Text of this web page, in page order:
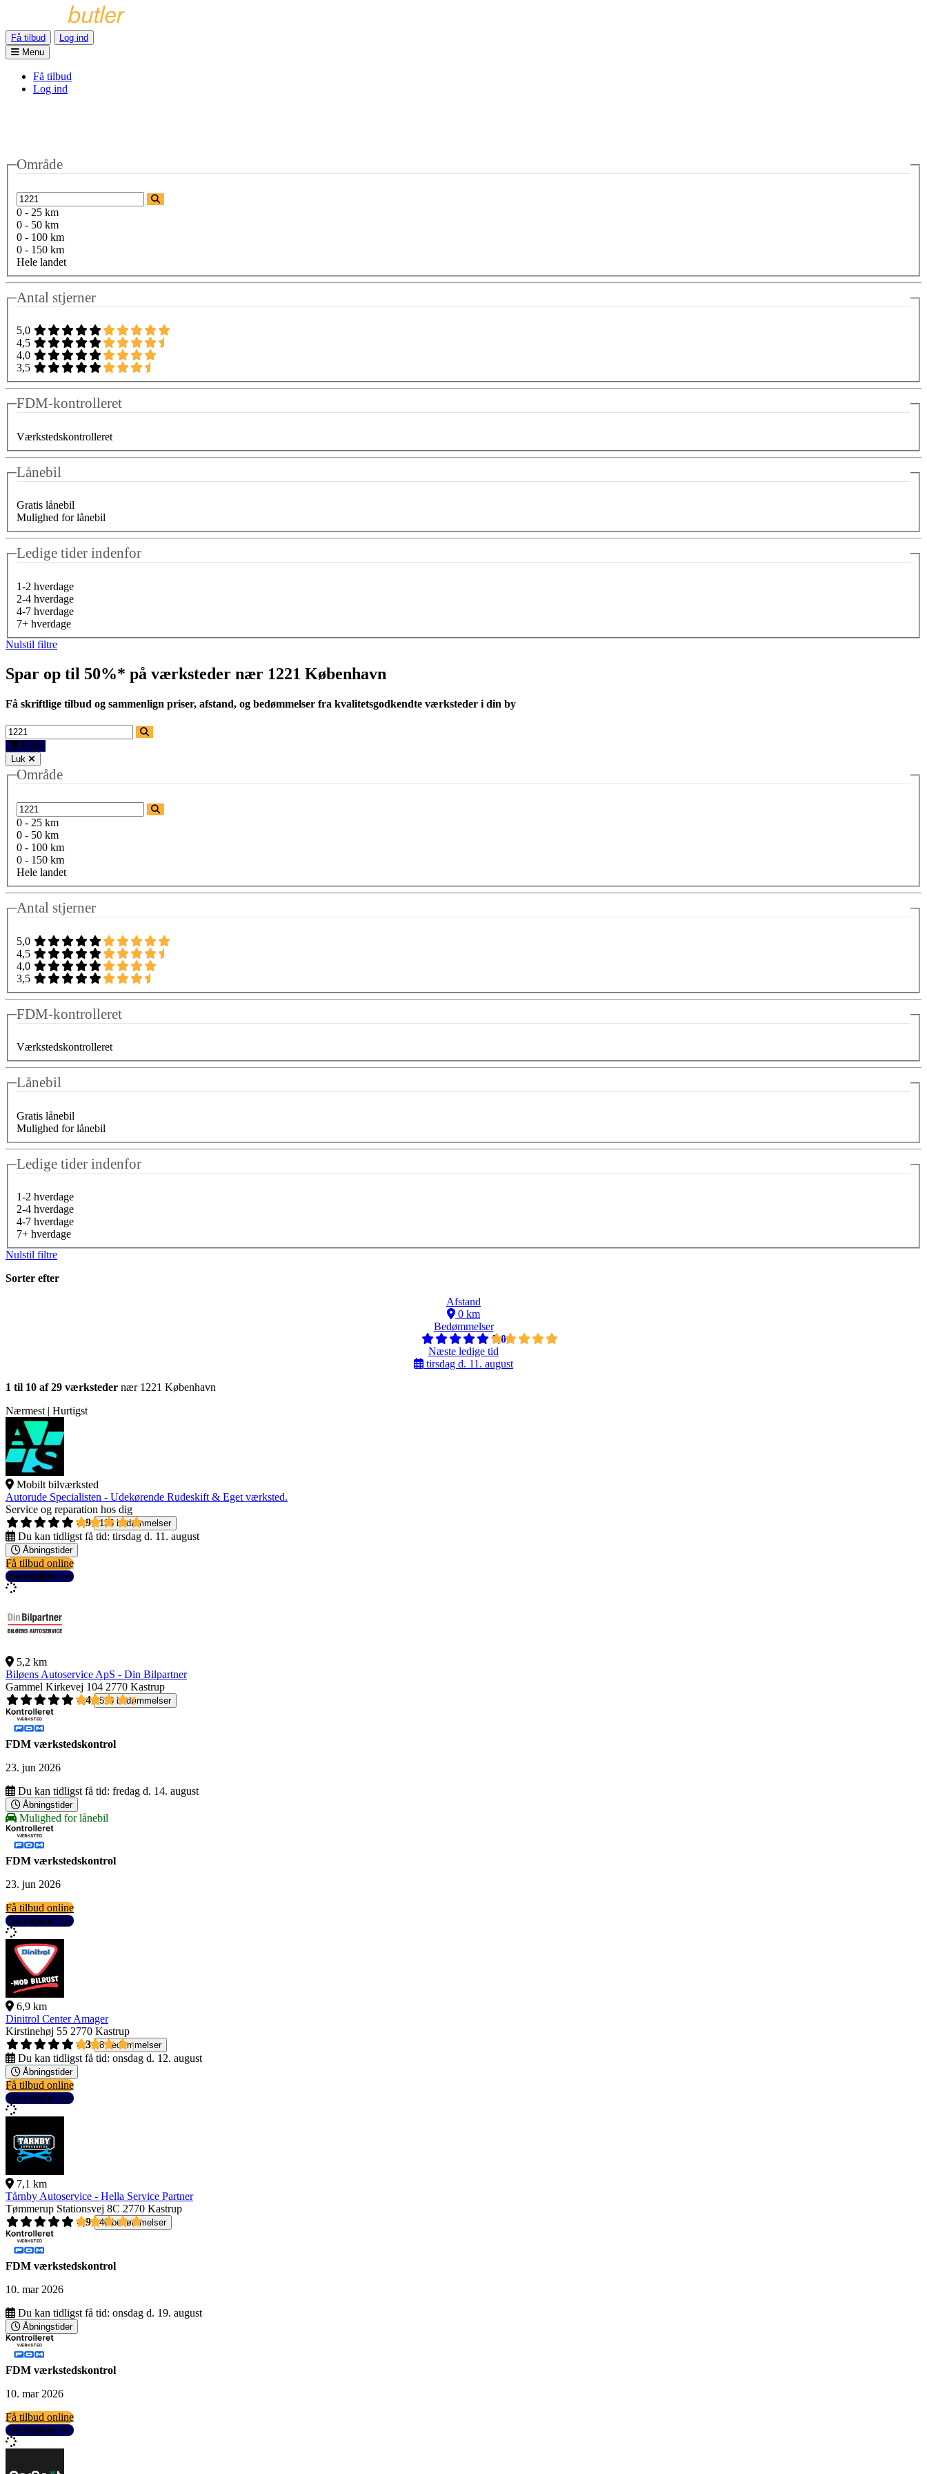
Få tilbud
Log ind
Menu
Få tilbud
Log ind
Område
0 - 25 km
0 - 50 km
0 - 100 km
0 - 150 km
Hele landet
Antal stjerner
5,0
4,5
4,0
3,5
FDM-kontrolleret
Værkstedskontrolleret
Lånebil
Gratis lånebil
Mulighed for lånebil
Ledige tider indenfor
1-2 hverdage
2-4 hverdage
4-7 hverdage
7+ hverdage
Nulstil filtre
Spar op til 50%* på værksteder nær 1221 København
Få skriftlige tilbud og sammenlign priser, afstand, og bedømmelser fra kvalitetsgodkendte værksteder i din by
Filtre
Luk
Område
0 - 25 km
0 - 50 km
0 - 100 km
0 - 150 km
Hele landet
Antal stjerner
5,0
4,5
4,0
3,5
FDM-kontrolleret
Værkstedskontrolleret
Lånebil
Gratis lånebil
Mulighed for lånebil
Ledige tider indenfor
1-2 hverdage
2-4 hverdage
4-7 hverdage
7+ hverdage
Nulstil filtre
Sorter efter
Afstand
0 km
Bedømmelser
5,0
Næste ledige tid
tirsdag d. 11. august
1 til 10 af 29 værksteder nær 1221 København
Nærmest | Hurtigst
Mobilt bilværksted
Autorude Specialisten - Udekørende Rudeskift & Eget værksted.
Service og reparation hos dig
4,9
135 bedømmelser
Du kan tidligst få tid: tirsdag d. 11. august
Åbningstider
Få tilbud online
Se detaljer
5,2 km
Biløens Autoservice ApS - Din Bilpartner
Gammel Kirkevej 104 2770 Kastrup
4,4
518 bedømmelser
FDM værkstedskontrol
23. jun 2026
Du kan tidligst få tid: fredag d. 14. august
Åbningstider
Mulighed for lånebil
FDM værkstedskontrol
23. jun 2026
Få tilbud online
Se detaljer
6,9 km
Dinitrol Center Amager
Kirstinehøj 55 2770 Kastrup
4,3
8 bedømmelser
Du kan tidligst få tid: onsdag d. 12. august
Åbningstider
Få tilbud online
Se detaljer
7,1 km
Tårnby Autoservice - Hella Service Partner
Tømmerup Stationsvej 8C 2770 Kastrup
4,9
40 bedømmelser
FDM værkstedskontrol
10. mar 2026
Du kan tidligst få tid: onsdag d. 19. august
Åbningstider
FDM værkstedskontrol
10. mar 2026
Få tilbud online
Se detaljer